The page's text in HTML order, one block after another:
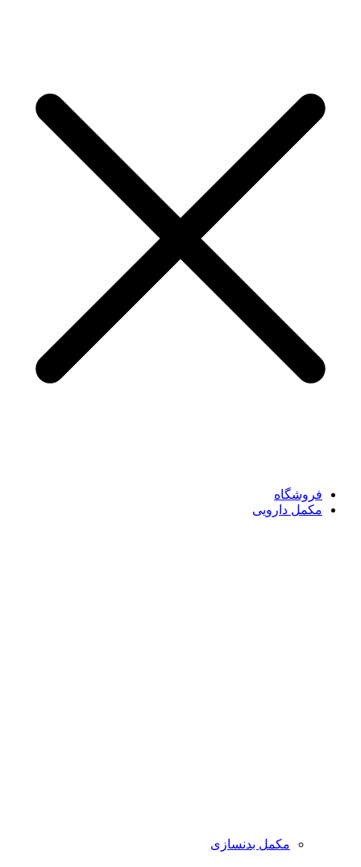
فروشگاه
مکمل دارویی
مکمل بدنسازی